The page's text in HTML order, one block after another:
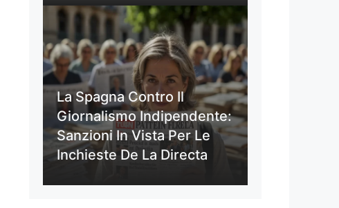
La Spagna Contro Il
Giornalismo Indipendente:
Sanzioni In Vista Per Le
Inchieste De La Directa